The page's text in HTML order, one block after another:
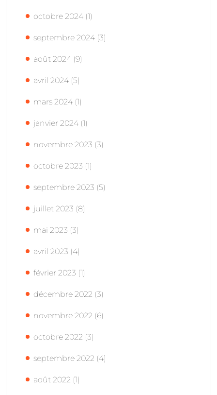
octobre 2024 (1)
septembre 2024 (3)
août 2024 (9)
avril 2024 (5)
mars 2024 (1)
janvier 2024 (1)
novembre 2023 (3)
octobre 2023 (1)
septembre 2023 (5)
juillet 2023 (8)
mai 2023 (3)
avril 2023 (4)
février 2023 (1)
décembre 2022 (3)
novembre 2022 (6)
octobre 2022 (3)
septembre 2022 (4)
août 2022 (1)